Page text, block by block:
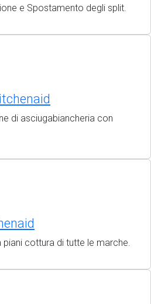
e Spostamento degli split.
di asciugabiancheria con
piani cottura di tutte le marche.